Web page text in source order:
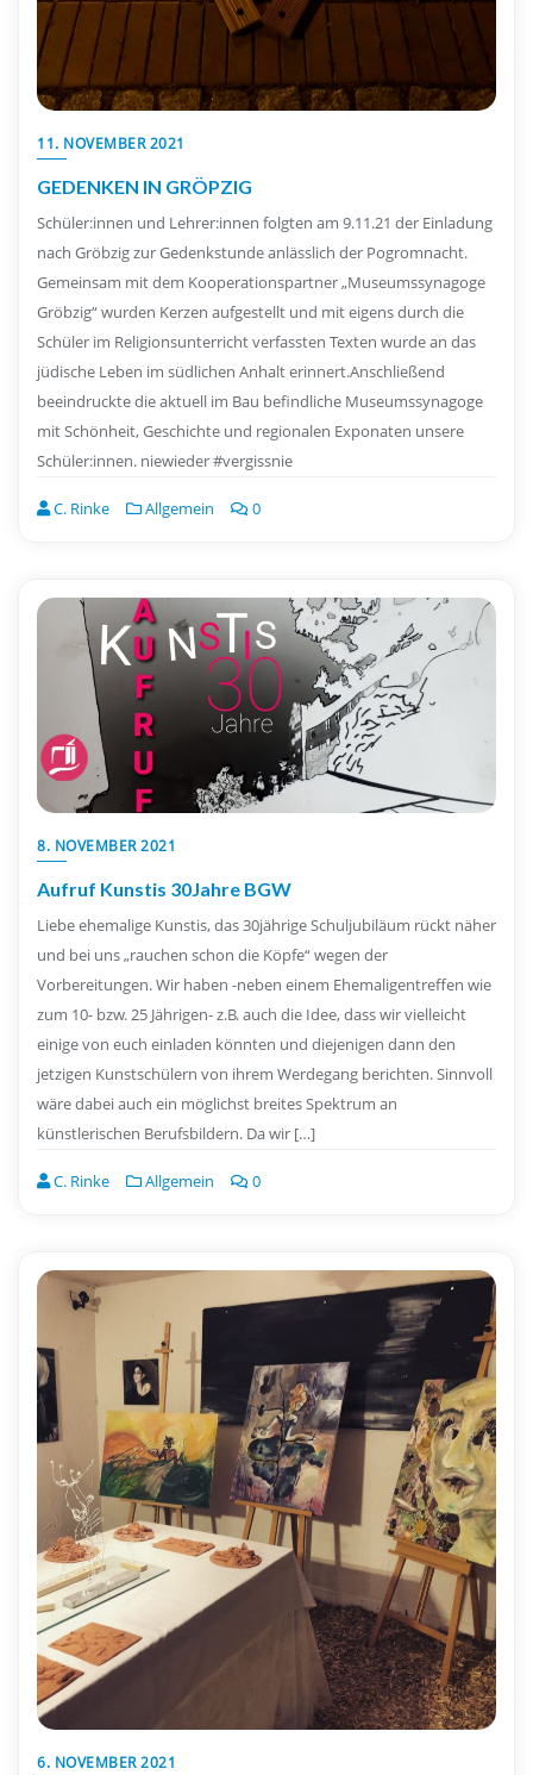
11. NOVEMBER 2021
GEDENKEN IN GRÖPZIG
Schüler:innen und Lehrer:innen folgten am 9.11.21 der Einladung
nach Gröbzig zur Gedenkstunde anlässlich der Pogromnacht.
Gemeinsam mit dem Kooperationspartner „Museumssynagoge
Gröbzig“ wurden Kerzen aufgestellt und mit eigens durch die
Schüler im Religionsunterricht verfassten Texten wurde an das
jüdische Leben im südlichen Anhalt erinnert.Anschließend
beeindruckte die aktuell im Bau befindliche Museumssynagoge
mit Schönheit, Geschichte und regionalen Exponaten unsere
Schüler:innen. niewieder #vergissnie
C. Rinke Allgemein 0
8. NOVEMBER 2021
Aufruf Kunstis 30Jahre BGW
Liebe ehemalige Kunstis, das 30jährige Schuljubiläum rückt näher
und bei uns „rauchen schon die Köpfe“ wegen der
Vorbereitungen. Wir haben -neben einem Ehemaligentreffen wie
zum 10- bzw. 25 Jährigen- z.B. auch die Idee, dass wir vielleicht
einige von euch einladen könnten und diejenigen dann den
jetzigen Kunstschülern von ihrem Werdegang berichten. Sinnvoll
wäre dabei auch ein möglichst breites Spektrum an
künstlerischen Berufsbildern. Da wir […]
C. Rinke Allgemein 0
6. NOVEMBER 2021